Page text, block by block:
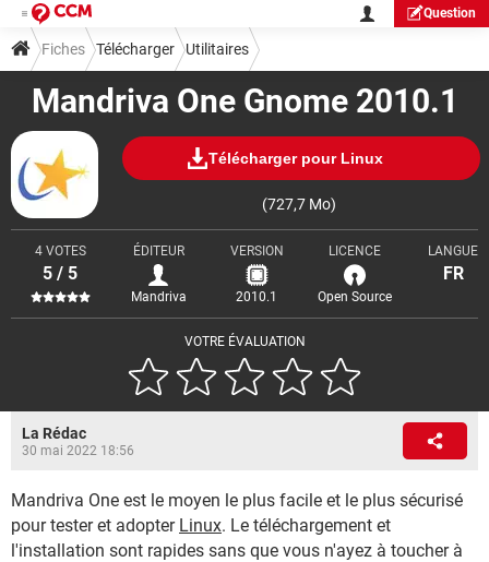
Question
Mandriva One Gnome 2010.1
Télécharger pour Linux
(727,7 Mo)
VOTRE ÉVALUATION
4 VOTES
5 / 5
ÉDITEUR
Mandriva
VERSION
2010.1
LICENCE
Open Source
LANGUE
FR
Fiches Télécharger Utilitaires
La Rédac
30 mai 2022 18:56
Mandriva One est le moyen le plus facile et le plus sécurisé
pour tester et adopter Linux. Le téléchargement et
l'installation sont rapides sans que vous n'ayez à toucher à